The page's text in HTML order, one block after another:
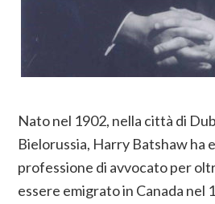
Nato nel 1902, nella città di
Bielorussia, Harry Batshaw ha
professione di avvocato per
essere emigrato in Canada nel